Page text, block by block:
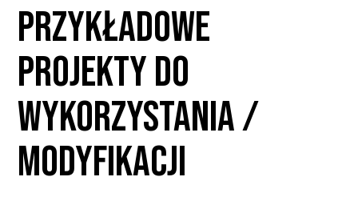
PRZYKŁADOWE
PROJEKTY DO
WYKORZYSTANIA /
MODYFIKACJI